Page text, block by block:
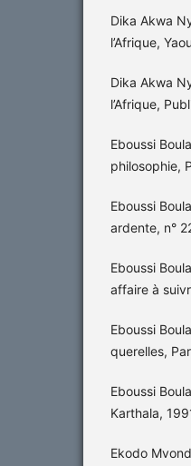
Dika Akwa
l’Afrique,
Dika Akwa
l’Afrique,
Eboussi
philosophie,
Eboussi
ardente, n°
Eboussi
affaire à
Eboussi
querelles,
Eboussi
Karthala,
Ekodo